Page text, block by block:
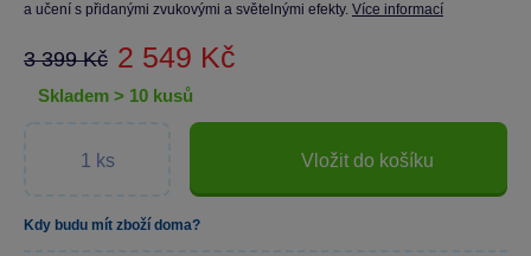
a učení s přidanými zvukovými a světelnými efekty. Více informací
3 399 Kč 2 549 Kč
skladem > 10 kusů
Vložit do košíku
Kdy budu mít zboží doma?